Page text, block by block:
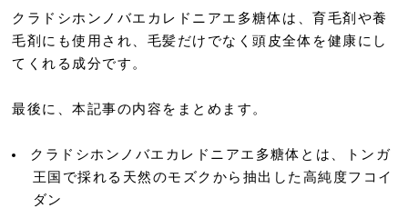
クラドシホンノバエカレドニアエ多糖体は、育毛剤や養
毛剤にも使用され、毛髪だけでなく頭皮全体を健康にし
てくれる成分です。
最後に、本記事の内容をまとめます。
クラドシホンノバエカレドニアエ多糖体とは、トンガ
王国で採れる天然のモズクから抽出した高純度フコイ
ダン